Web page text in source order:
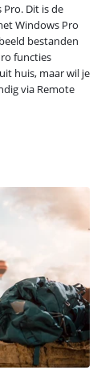
Dit is de
Windows Pro
bestanden
functies
huis, maar wil je
via Remote